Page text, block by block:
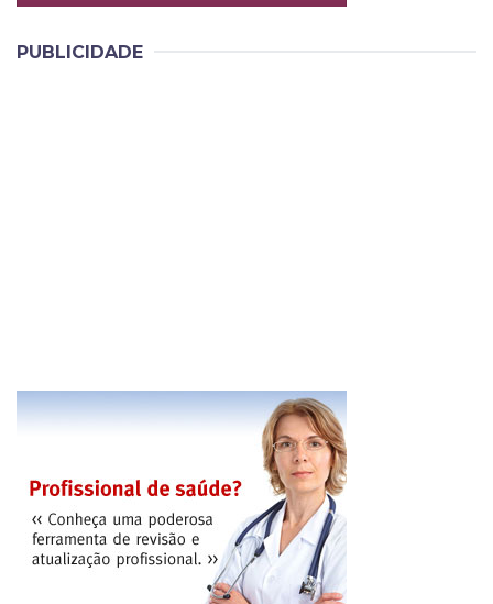
PUBLICIDADE